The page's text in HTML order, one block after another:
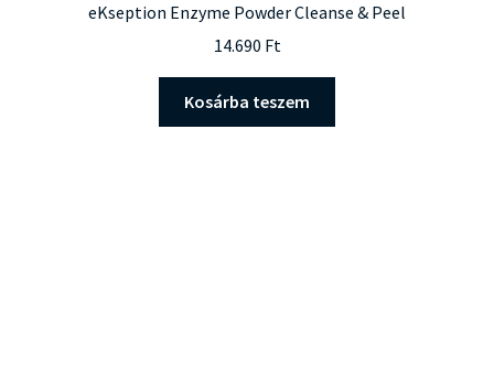
eKseption Enzyme Powder Cleanse & Peel
14.690 Ft
Kosárba teszem